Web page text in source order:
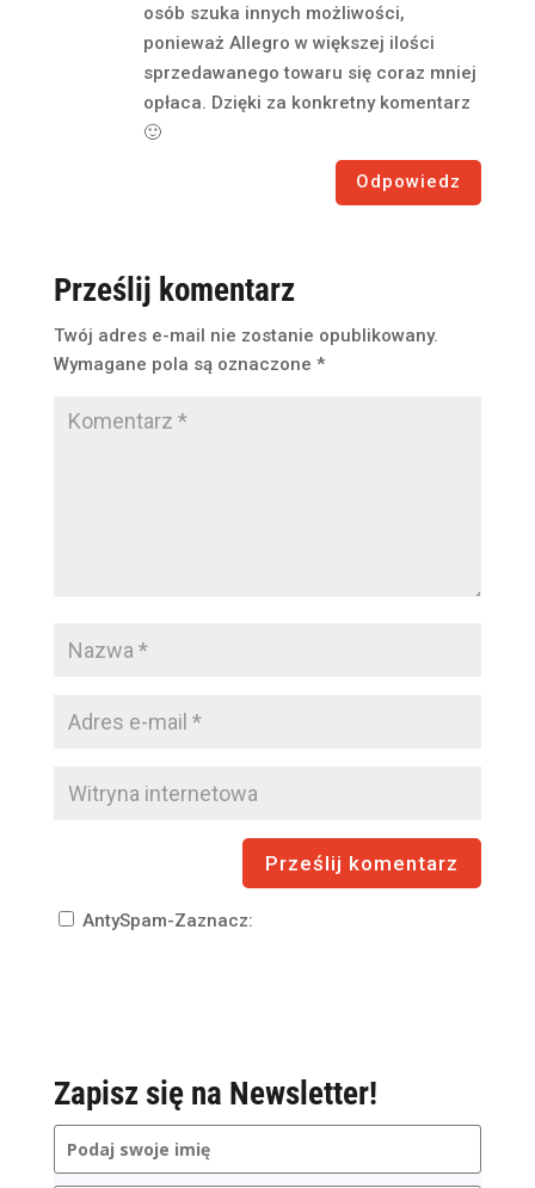
osób szuka innych możliwości,
ponieważ Allegro w większej ilości
sprzedawanego towaru się coraz mniej
opłaca. Dzięki za konkretny komentarz
🙂
Odpowiedz
Prześlij komentarz
Twój adres e-mail nie zostanie opublikowany.
Wymagane pola są oznaczone *
AntySpam-Zaznacz:
Zapisz się na Newsletter!